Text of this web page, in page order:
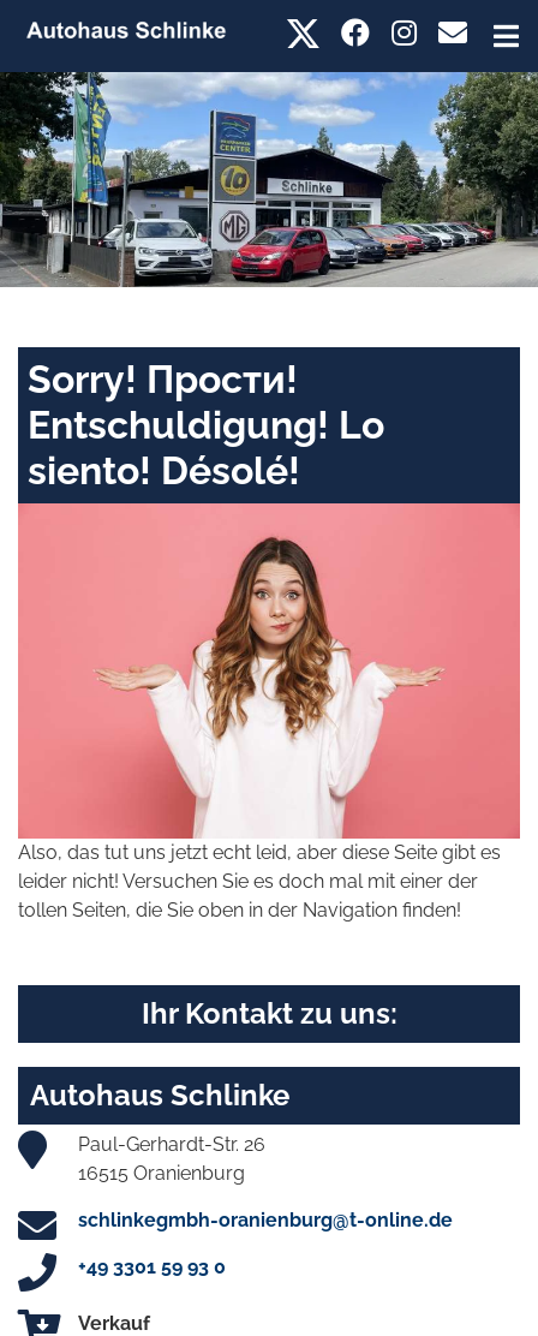
Sorry! Прости!
Entschuldigung! Lo
siento! Désolé!
Also, das tut uns jetzt echt leid, aber diese Seite gibt es
leider nicht! Versuchen Sie es doch mal mit einer der
tollen Seiten, die Sie oben in der Navigation finden!
Ihr Kontakt zu uns:
Autohaus Schlinke
Paul-Gerhardt-Str. 26
16515 Oranienburg
schlinkegmbh-oranienburg@t-online.de
+49 3301 59 93 0
Verkauf